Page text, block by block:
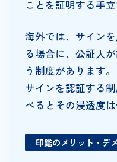
ことを証明する手
海外では、サイン
る場合に、公証人
う制度があります
サインを認証する
べるとその浸透度は
印鑑のメリット・デ